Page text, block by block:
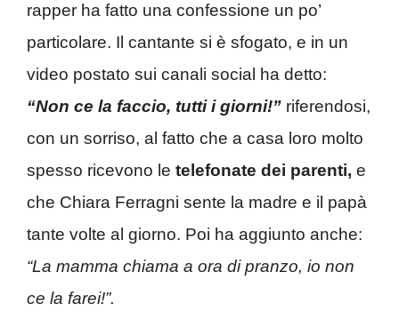
rapper ha fatto una confessione un po’
particolare. Il cantante si è sfogato, e in un
video postato sui canali social ha detto:
“Non ce la faccio, tutti i giorni!” riferendosi,
con un sorriso, al fatto che a casa loro molto
spesso ricevono le telefonate dei parenti, e
che Chiara Ferragni sente la madre e il papà
tante volte al giorno. Poi ha aggiunto anche:
“La mamma chiama a ora di pranzo, io non
ce la farei!”.